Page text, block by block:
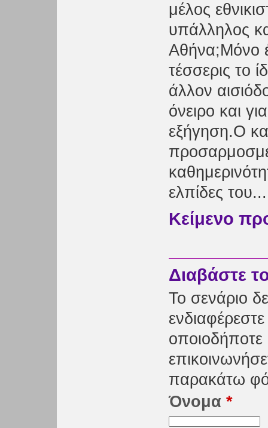
μέλος
υπάλληλος
Αθήνα;Μόνο
τέσσερις το
άλλον
όνειρο και
εξήγηση.Ο
ελπίδες του...
Κείμενο
Διαβάστε
Το σενάριο
παρακάτω
Όνομα *